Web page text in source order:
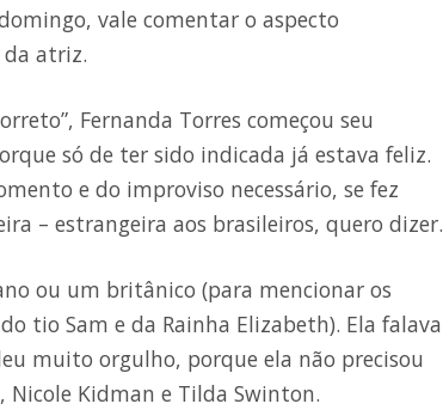
vale comentar o aspecto
atriz.
Fernanda Torres começou seu
só de ter sido indicada já estava feliz.
e do improviso necessário, se fez
– estrangeira aos brasileiros, quero dizer.
ou um britânico (para mencionar os
tio Sam e da Rainha Elizabeth). Ela falava
muito orgulho, porque ela não precisou
Nicole Kidman e Tilda Swinton.